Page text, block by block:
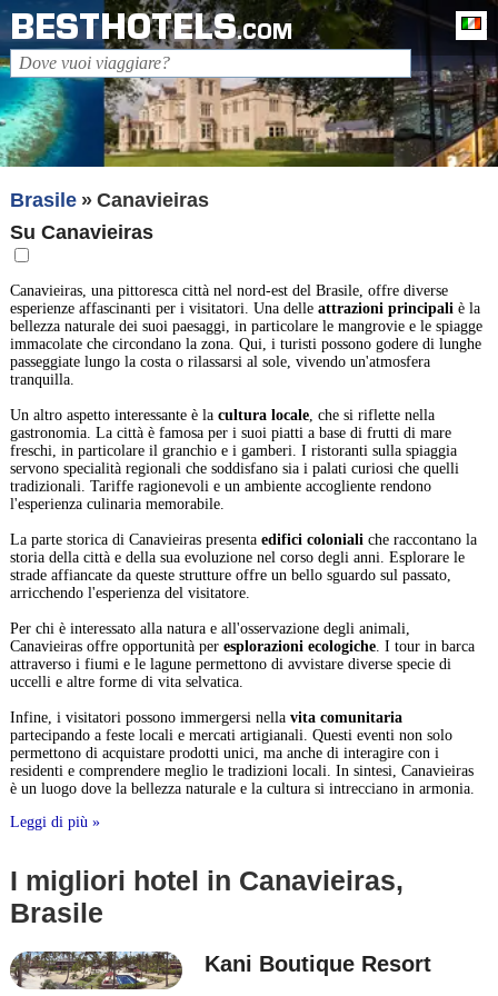
BESTHOTELS.COM
Brasile
Canavieiras
Su Canavieiras
Canavieiras, una pittoresca città nel nord-est del Brasile, offre diverse
esperienze affascinanti per i visitatori. Una delle attrazioni principaliè la
bellezza naturale dei suoi paesaggi, in particolare le mangrovie e le spiagge
immacolate che circondano la zona. Qui, i turisti possono godere di lunghe
passeggiate lungo la costa o rilassarsi al sole, vivendo un'atmosfera
tranquilla.
Un altro aspetto interessante è la cultura locale, che si riflette nella
gastronomia. La città è famosa per i suoi piatti a base di frutti di mare
freschi, in particolare il granchio e i gamberi. I ristoranti sulla spiaggia
servono specialità regionali che soddisfano sia i palati curiosi che quelli
tradizionali. Tariffe ragionevoli e un ambiente accogliente rendono
l'esperienza culinaria memorabile.
La parte storica di Canavieiras presenta edifici colonialiche raccontano la
storia della città e della sua evoluzione nel corso degli anni. Esplorare le
strade affiancate da queste strutture offre un bello sguardo sul passato,
arricchendo l'esperienza del visitatore.
Per chi è interessato alla natura e all'osservazione degli animali,
Canavieiras offre opportunità per esplorazioni ecologiche. I tour in barca
attraverso i fiumi e le lagune permettono di avvistare diverse specie di
uccelli e altre forme di vita selvatica.
Infine, i visitatori possono immergersi nella vita comunitaria
partecipando a feste locali e mercati artigianali. Questi eventi non solo
permettono di acquistare prodotti unici, ma anche di interagire con i
residenti e comprendere meglio le tradizioni locali. In sintesi, Canavieiras
è un luogo dove la bellezza naturale e la cultura si intrecciano in armonia.
Leggi di più »
I migliori hotel in Canavieiras,
Brasile
Kani Boutique Resort